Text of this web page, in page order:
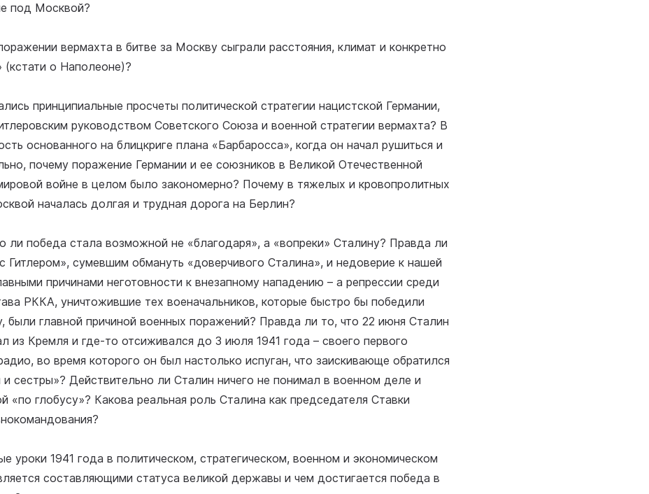
под Москвой?
вермахта в битве за Москву сыграли расстояния, климат и конкретно
(кстати о Наполеоне)?
принципиальные просчеты политической стратегии нацистской Германии,
руководством Советского Союза и военной стратегии вермахта? В
основанного на блицкриге плана «Барбаросса», когда он начал рушиться и
почему поражение Германии и ее союзников в Великой Отечественной
войне в целом было закономерно? Почему в тяжелых и кровопролитных
началась долгая и трудная дорога на Берлин?
ли победа стала возможной не «благодаря», а «вопреки» Сталину? Правда ли
Гитлером», сумевшим обмануть «доверчивого Сталина», и недоверие к нашей
причинами неготовности к внезапному нападению – а репрессии среди
РККА, уничтожившие тех военачальников, которые быстро бы победили
были главной причиной военных поражений? Правда ли то, что 22 июня Сталин
из Кремля и где-то отсиживался до 3 июля 1941 года – своего первого
во время которого он был настолько испуган, что заискивающе обратился
и сестры»? Действительно ли Сталин ничего не понимал в военном деле и
«по глобусу»? Какова реальная роль Сталина как председателя Ставки
уроки 1941 года в политическом, стратегическом, военном и экономическом
составляющими статуса великой державы и чем достигается победа в